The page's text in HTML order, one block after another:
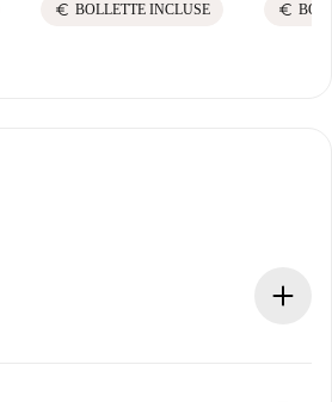
euro BOLLETTE INCLUSE euro